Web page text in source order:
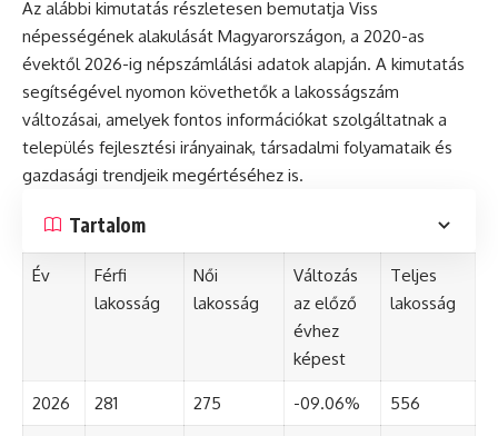
Az alábbi kimutatás részletesen bemutatja Viss
népességének alakulását Magyarországon, a 2020-as
évektől 2026-ig népszámlálási adatok alapján. A kimutatás
segítségével nyomon követhetők a lakosságszám
változásai, amelyek fontos információkat szolgáltatnak a
település fejlesztési irányainak, társadalmi folyamataik és
gazdasági trendjeik megértéséhez is.
Tartalom
Év
Férfi
lakosság
Női
lakosság
Változás
az előző
évhez
képest
Teljes
lakosság
2026 281 275 -09.06% 556